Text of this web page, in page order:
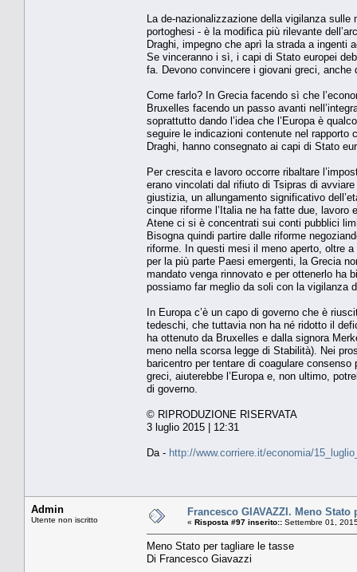
La de-nazionalizzazione della vigilanza
portoghesi - è la modifica più rilevante
Draghi, impegno che aprì la strada a ingenti
Se vinceranno i sì, i capi di Stato europei
fa. Devono convincere i giovani greci, anche
Come farlo? In Grecia facendo sì che
Bruxelles facendo un passo avanti
soprattutto dando l’idea che l’Europa è
seguire le indicazioni contenute nel
Draghi, hanno consegnato ai capi di Stato
Per crescita e lavoro occorre ribaltare
erano vincolati dal rifiuto di Tsipras di
giustizia, un allungamento significativo
cinque riforme l’Italia ne ha fatte due,
Atene ci si è concentrati sui conti pubblici
Bisogna quindi partire dalle riforme
riforme. In questi mesi il meno aperto, oltre
per la più parte Paesi emergenti, la Grecia
mandato venga rinnovato e per ottenerlo ha
possiamo far meglio da soli con la vigilanza
In Europa c’è un capo di governo che è
tedeschi, che tuttavia non ha né ridotto il
ha ottenuto da Bruxelles e dalla signora
meno nella scorsa legge di Stabilità). Nei
baricentro per tentare di coagulare
greci, aiuterebbe l’Europa e, non ultimo,
di governo.
© RIPRODUZIONE RISERVATA
3 luglio 2015 | 12:31
Da - http://www.corriere.it/economia/
Admin
Utente non iscritto
Francesco GIAVAZZI. Meno Stato
« Risposta #97 inserito:: Settembre 01,
Meno Stato per tagliare le tasse
Di Francesco Giavazzi